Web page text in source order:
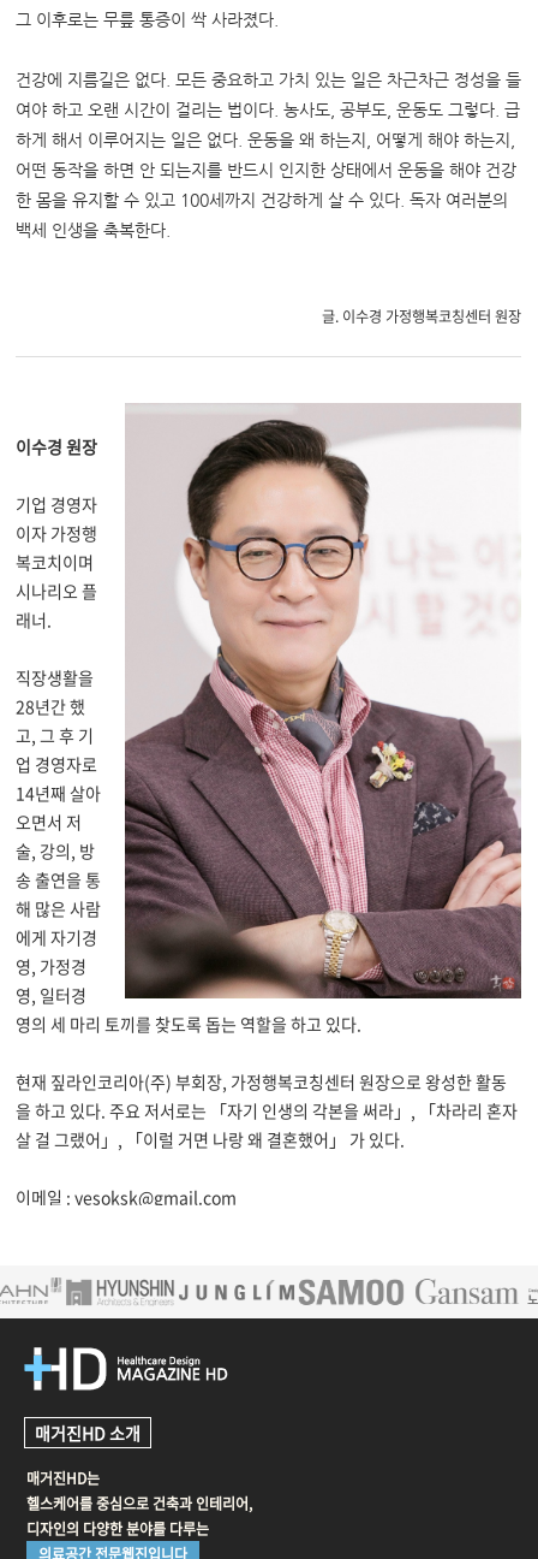
그 이후로는 무릎 통증이 싹 사라졌다.
건강에 지름길은 없다. 모든 중요하고 가치 있는 일은 차근차근 정성을 들
여야 하고 오랜 시간이 걸리는 법이다. 농사도, 공부도, 운동도 그렇다. 급
하게 해서 이루어지는 일은 없다. 운동을 왜 하는지, 어떻게 해야 하는지,
어떤 동작을 하면 안 되는지를 반드시 인지한 상태에서 운동을 해야 건강
한 몸을 유지할 수 있고 100세까지 건강하게 살 수 있다. 독자 여러분의
백세 인생을 축복한다.
글. 이수경 가정행복코칭센터 원장
이수경 원장
기업 경영자
이자 가정행
복코치이며
시나리오 플
래너.
직장생활을
28년간 했
고, 그 후 기
업 경영자로
14년째 살아
오면서 저
술, 강의, 방
송 출연을 통
해 많은 사람
에게 자기경
영, 가정경
영, 일터경
영의 세 마리 토끼를 찾도록 돕는 역할을 하고 있다.
현재 짚라인코리아(주) 부회장, 가정행복코칭센터 원장으로 왕성한 활동
을 하고 있다. 주요 저서로는 「자기 인생의 각본을 써라」,
「차라리 혼자
살 걸 그랬어」, 「이럴 거면 나랑 왜 결혼했어」 가 있다.
이메일 : yesoksk@gmail.com
매거진HD 소개
매거진HD는
헬스케어를 중심으로 건축과 인테리어,
디자인의 다양한 분야를 다루는
의료공간 전문웹진입니다